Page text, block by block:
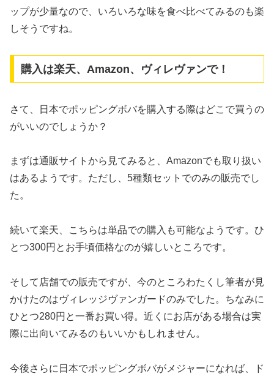
ップが少量なので、いろいろな味を食べ比べてみるのも楽
しそうですね。
購入は楽天、Amazon、ヴィレヴァンで！
さて、日本でポッピングボバを購入する際はどこで買うの
がいいのでしょうか？
まずは通販サイトから見てみると、Amazonでも取り扱い
はあるようです。ただし、5種類セットでのみの販売でし
た。
続いて楽天、こちらは単品での購入も可能なようです。ひ
とつ300円とお手頃価格なのが嬉しいところです。
そして店舗での販売ですが、今のところわたくし筆者が見
かけたのはヴィレッジヴァンガードのみでした。ちなみに
ひとつ280円と一番お買い得。近くにお店がある場合は実
際に出向いてみるのもいいかもしれません。
今後さらに日本でポッピングボバがメジャーになれば、ド